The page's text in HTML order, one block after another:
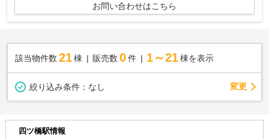
お問い合わせはこちら
該当物件数 21棟 販売数 0 件 1～21 棟を表示
絞り込み条件： なし 変更
四ツ橋駅情報